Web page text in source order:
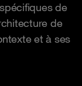
de
de
et à ses